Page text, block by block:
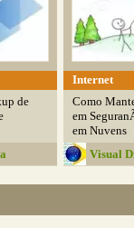
de
Internet
Como
em
em Nuvens
Visual